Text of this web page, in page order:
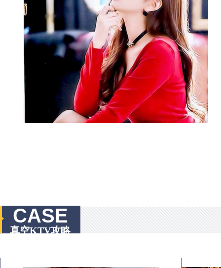
CASE
真空KTV攻略